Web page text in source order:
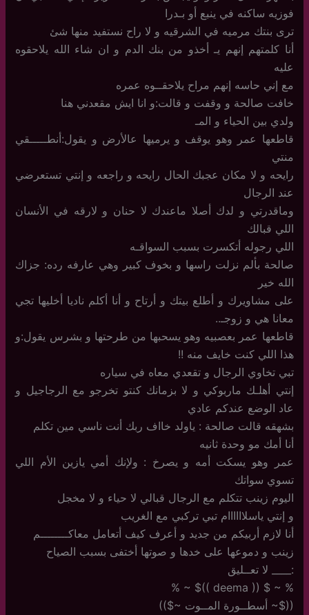
فوزيه ساكنه في ينبع أو بـدرا
ترى بنتك مرميه في الشرقيه و لا راح نستفيد منها شئ
أنا كلمتهم إنهم يـ أخذو من بنك الدم و ان شاء الله يلاحقوه
عليه
مع إني حاسه إنهم مراح يلاحقــوه عمره
خافت صالحة و وقفت و قالت:و انا ايش مقعدني هنا
ولدي بين الحياء و المـ
قاطعها عمر وهو يوقف و يرميها عالأرض و يقول:أنطـــــقي
منتي
رايحه و لا مكان عجبك الحال رايحه و راجعه و إنتي تستعرضي
عند الرجال
وماقدرتي و لدك أصلا ماعندك لا حنان و لارقه في الأنسان
اللي قبالك
اللي رجوله أتكسرت بسبب السواقـه
صالحة بألم نزلت راسها و بخوف كبير وهي عارفه رده: جزاك
الله خير
على مشاويرك و أطلع بيتك و أرتاح و أنا أكلم ناديا أخليها تجي
معانا هي و زوجـ..
قاطعها عمر بعصبيه وهو يسحبها من طرحتها و بشرس يقول:و
هذا اللي كنت خايف منه !!
تبي تخاوي الرجال و تقعدي معاه في سياره
إنتي أهلـك ماربوكي و لا بزمانك كنتو تخرجو مع الرجاجيل و
عاد الوضع عندكم عادي
بشهقه قالت صالحة : ياولد خااف ربك أنت ناسي مين تكلم
أنا أمك مو وحدة ثانيه
عمر وهو يسكت أمه و يصرخ : ولإنك أمي يازين الأم اللي
تسوي سواتك
اليوم زينب تتكلم مع الرجال قبالي لا حياء و لا مخجل
و إنتي ياسلاااااام تبي تركبي مع الغريب
أنا لازم أربيكم من جديد و أعرف كيف أتعامل معاكــــــــم
زينب و دموعها على خدها و صوتها أختفى بسبب الصياح
:____ لا تعــليق
% ~ $ (( deema ))$ ~ %
(($~ أسطــورة المــوت ~$))